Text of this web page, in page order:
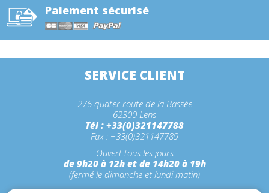
Paiement sécurisé
SERVICE CLIENT
276 quater route de la Bassée
62300 Lens
Tél : +33(0)321147788
Fax : +33(0)321147789
Ouvert tous les jours
de 9h20 à 12h et de 14h20 à 19h
(fermé le dimanche et lundi matin)